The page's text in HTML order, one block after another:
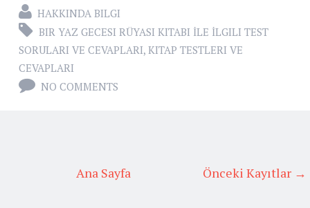
HAKKINDA BILGI
BIR YAZ GECESI RÜYASI KITABI İLE İLGILI TEST
SORULARI VE CEVAPLARI, KITAP TESTLERI VE
CEVAPLARI
NO COMMENTS
Önceki Kayıtlar →
Ana Sayfa